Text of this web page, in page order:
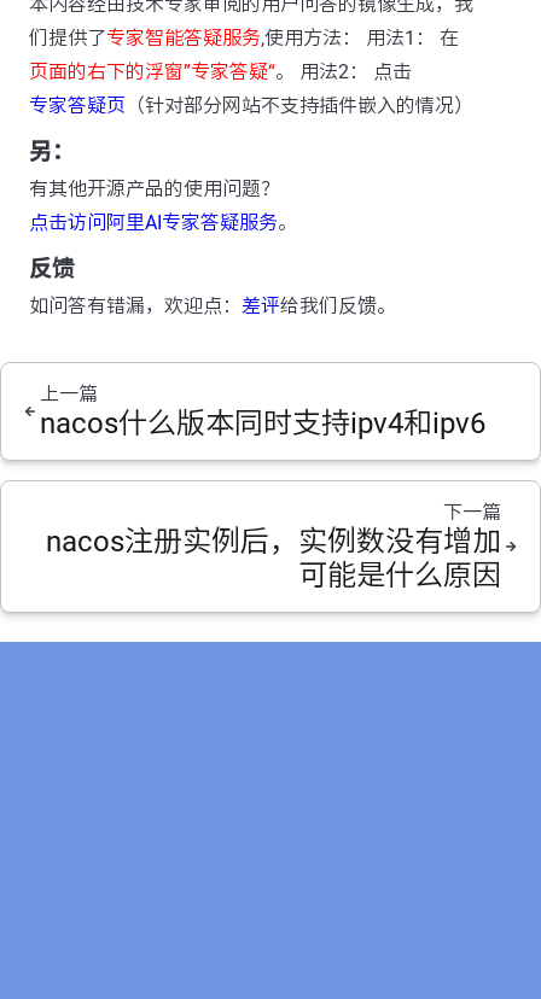
们提供了专家智能答疑服务,使用方法： 用法1： 在
页面的右下的浮窗”专家答疑“。 用法2： 点击
专家答疑页 （针对部分网站不支持插件嵌入的情况）
另：
有其他开源产品的使用问题？
点击访问阿里AI专家答疑服务。
反馈
如问答有错漏，欢迎点： 差评给我们反馈。
上一篇
nacos什么版本同时支持ipv4和ipv6
下一篇
nacos注册实例后，实例数没有增加
可能是什么原因